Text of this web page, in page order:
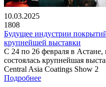
10.03.2025
1808
Будущее индустрии
крупнейшей выставки
С 24 по 26 февраля в
состоялась крупнейшая
Central Asia Coatings Show 2
Подробнее